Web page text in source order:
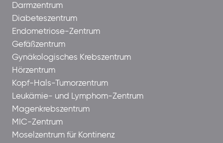
Darmzentrum
Diabeteszentrum
Endometriose-Zentrum
Gefäßzentrum
Gynäkologisches Krebszentrum
Hörzentrum
Kopf-Hals-Tumorzentrum
Leukämie- und Lymphom-Zentrum
Magenkrebszentrum
MIC-Zentrum
Moselzentrum für Kontinenz